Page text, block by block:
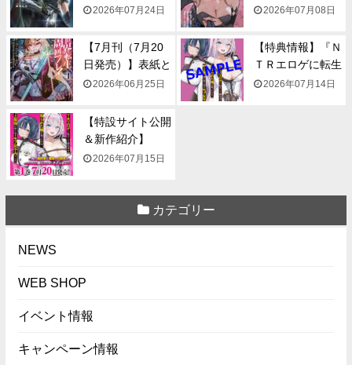
一...2026年07月24日
み...2026年07月08日
【7月刊（7月20
日発売）】表紙と
一...2026年06月25日
【特典情報】『Ｎ
ＴＲエロゲに転生
して...
2026年07月14日
【特設サイト公開
＆新作紹介】
『NTR...
2026年07月15日
カテゴリー
NEWS
WEB SHOP
イベント情報
キャンペーン情報